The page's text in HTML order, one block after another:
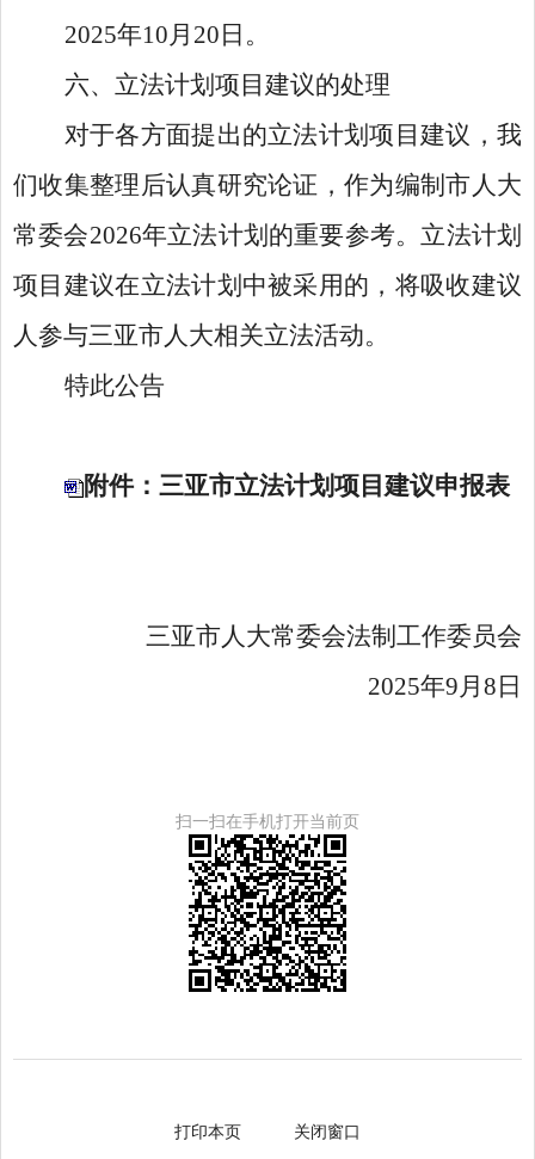
2025年10月20日。
六、立法计划项目建议的处理
对于各方面提出的立法计划项目建议，我
们收集整理后认真研究论证，作为编制市人大
常委会2026年立法计划的重要参考。立法计划
项目建议在立法计划中被采用的，将吸收建议
人参与三亚市人大相关立法活动。
特此公告
附件：三亚市立法计划项目建议申报表
三亚市人大常委会法制工作委员会
2025年9月8日
扫一扫在手机打开当前页
打印本页 关闭窗口